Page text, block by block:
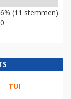
6% (11 stemmen)
TUI